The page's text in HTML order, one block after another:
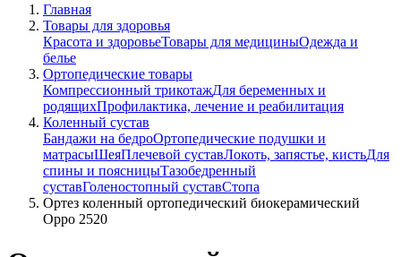
Главная
Товары для здоровья
Красота и здоровьеТовары для медициныОдежда и
белье
Ортопедические товары
Компрессионный трикотажДля беременных и
родящихПрофилактика, лечение и реабилитация
Коленный сустав
Бандажи на бедроОртопедические подушки и
матрасыШеяПлечевой суставЛокоть, запястье, кистьДля
спины и поясницыТазобедренный
суставГоленостопный суставСтопа
Ортез коленный ортопедический биокерамический
Oppo 2520